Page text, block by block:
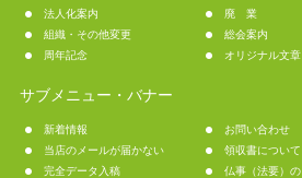
法人化案内
廃 業
組織・その他変更
総会案内
周年記念
オリジナル文章
サブメニュー・バナー
新着情報
お問い合わせ
当店のメールが届かない
領収書について
完全データ入稿
仏事（法要）